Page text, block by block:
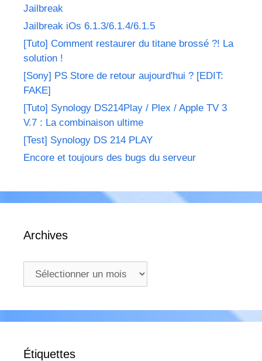
Jailbreak
Jailbreak iOs 6.1.3/6.1.4/6.1.5
[Tuto] Comment restaurer du titane brossé ?! La
solution !
[Sony] PS Store de retour aujourd'hui ? [EDIT:
FAKE]
[Tuto] Synology DS214Play / Plex / Apple TV 3
V.7 : La combinaison ultime
[Test] Synology DS 214 PLAY
Encore et toujours des bugs du serveur
Archives
Archives
Étiquettes